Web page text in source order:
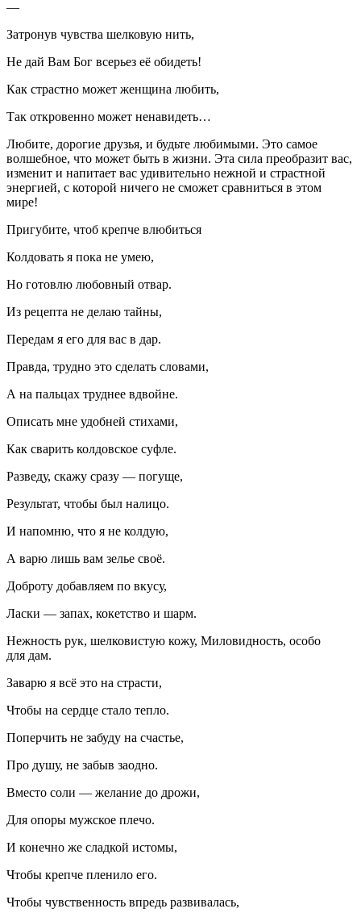
—
Затронув чувства шелковую нить,
Не дай Вам Бог всерьез её обидеть!
Как страстно может женщина любить,
Так откровенно может ненавидеть…
Любите, дорогие друзья, и будьте любимыми. Это самое
волшебное, что может быть в жизни. Эта сила преоб­разит вас,
изменит и напитает вас удивительно нежной и страстной
энергией, с которой ничего не сможет сравниться в этом
мире!
Пригубите, чтоб крепче влюбиться
Колдовать я пока не умею,
Но готовлю любовный отвар.
Из рецепта не делаю тайны,
Передам я его для вас в дар.
Правда, трудно это сделать словами,
А на пальцах труднее вдвойне.
Описать мне удобней стихами,
Как сварить колдовское суфле.
Разведу, скажу сразу — погуще,
Результат, чтобы был налицо.
И напомню, что я не колдую,
А варю лишь вам зелье своё.
Доброту добавляем по вкусу,
Ласки — запах, кокетство и шарм.
Нежность рук, шелковистую кожу, Миловидность, особо
для дам.
Заварю я всё это на страсти,
Чтобы на сердце стало тепло.
Поперчить не забуду на счастье,
Про душу, не забыв заодно.
Вместо соли — желание до дрожи,
Для опоры мужское плечо.
И конечно же сладкой истомы,
Чтобы крепче пленило его.
Чтобы чувственность впредь развивалась,